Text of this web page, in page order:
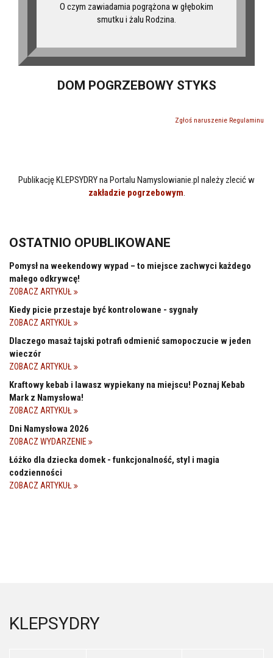
O czym zawiadamia pogrążona w głębokim
smutku i żalu Rodzina.
DOM POGRZEBOWY STYKS
Zgłoś naruszenie Regulaminu
Publikację KLEPSYDRY na Portalu Namyslowianie.pl należy zlecić w
zakładzie pogrzebowym
OSTATNIO OPUBLIKOWANE
Pomysł na weekendowy wypad – to miejsce zachwyci każdego
małego odkrywcę!
ZOBACZ ARTYKUŁ
Kiedy picie przestaje być kontrolowane - sygnały
ZOBACZ ARTYKUŁ
Dlaczego masaż tajski potrafi odmienić samopoczucie w jeden
wieczór
ZOBACZ ARTYKUŁ
Kraftowy kebab i lawasz wypiekany na miejscu! Poznaj Kebab
Mark z Namysłowa!
ZOBACZ ARTYKUŁ
Dni Namysłowa 2026
ZOBACZ WYDARZENIE
Łóżko dla dziecka domek - funkcjonalność, styl i magia
codzienności
ZOBACZ ARTYKUŁ
KLEPSYDRY